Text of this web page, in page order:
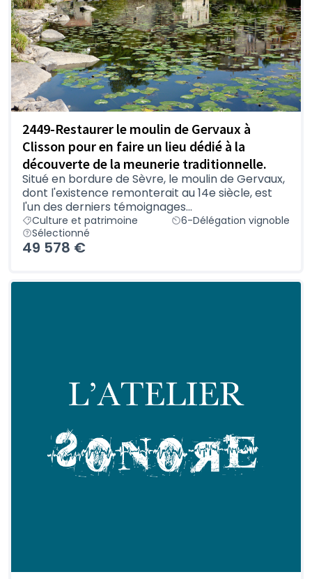
2449-Restaurer le moulin de Gervaux à
Clisson pour en faire un lieu dédié à la
découverte de la meunerie traditionnelle.
Situé en bordure de Sèvre, le moulin de Gervaux,
dont l'existence remonterait au 14e siècle, est
l'un des derniers témoignages...
Culture et patrimoine
6-Délégation vignoble
Sélectionné
49 578 €